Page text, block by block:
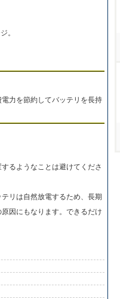
。
力を節約してバッテリを長持
るようなことは避けてくださ
リは自然放電するため、長期
因にもなります。できるだけ